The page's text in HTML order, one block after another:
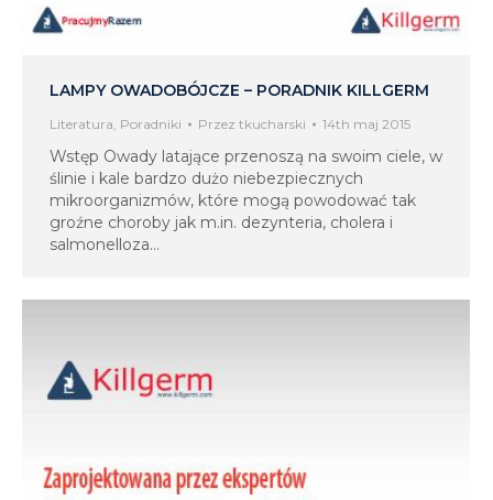
LAMPY OWADOBÓJCZE – PORADNIK KILLGERM
Literatura Poradniki Przez tkucharski 14th maj 2015
Wstęp Owady latające przenoszą na swoim ciele, w
ślinie i kale bardzo dużo niebezpiecznych
mikroorganizmów, które mogą powodować tak
groźne choroby jak m.in. dezynteria, cholera i
salmonelloza…